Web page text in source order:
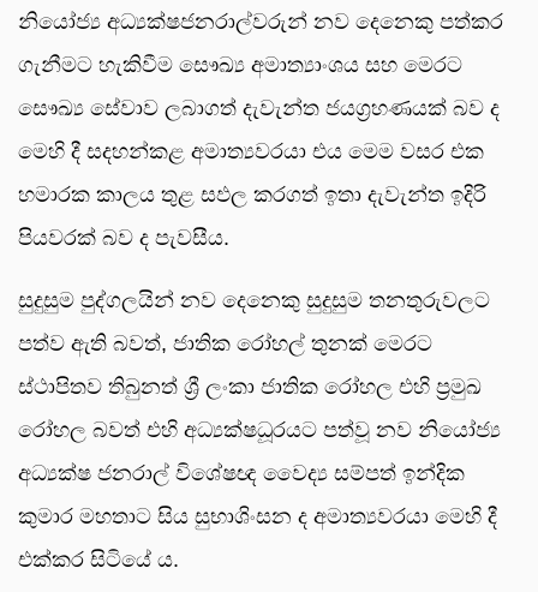
නියෝජ්‍ය අධ්‍යක්ෂජනරාල්වරුන් නව දෙනෙකු පත්කර
ගැනීමට හැකිවීම සෞඛ්‍ය අමාත්‍යාංශය සහ මෙරට
සෞඛ්‍ය සේවාව ලබාගත් දැවැන්ත ජයග්‍රහණයක් බව ද
මෙහි දී සදහන්කළ අමාත්‍යවරයා එය මෙම වසර එක
හමාරක කාලය තුළ සඵල කරගත් ඉතා දැවැන්ත ඉදිරි
පියවරක් බව ද පැවසීය.
සුදුසුම පුද්ගලයින් නව දෙනෙකු සුදුසුම තනතුරුවලට
පත්ව ඇති බවත්, ජාතික රෝහල් තුනක් මෙරට
ස්ථාපිතව තිබුනත් ශ්‍රී ලංකා ජාතික රෝහල එහි ප්‍රමුඛ
රෝහල බවත් එහි අධ්‍යක්ෂධූරයට පත්වූ නව නියෝජ්‍ය
අධ්‍යක්ෂ ජනරාල් විශේෂඥ වෛද්‍ය සම්පත් ඉන්දික
කුමාර මහතාට සිය සුභාශිංසන ද අමාත්‍යවරයා මෙහි දී
එක්කර සිටියේ ය.